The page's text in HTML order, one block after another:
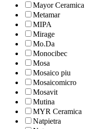
Mayor Ceramica
Metamar
MIPA
Mirage
Mo.Da
Monocibec
Mosa
Mosaico piu
Mosaicomicro
Mosavit
Mutina
MYR Ceramica
Natpietra